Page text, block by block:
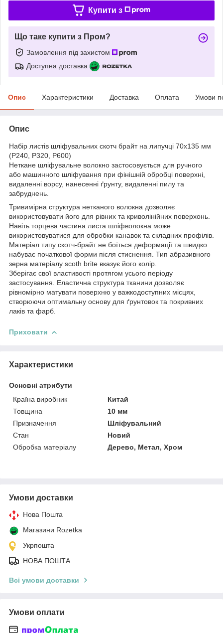
Купити з
Що таке купити з Пром?
Замовлення під захистом
Доступна доставка
Опис Характеристики Доставка Оплата Умови
Опис
Набір листів шліфувальних скотч брайт на липучці 70х135 мм
(P240, P320, P600)
Неткане шліфувальне волокно застосовується для ручного
або машинного шліфування при фінішній обробці поверхні,
видаленні ворсу, нанесенні ґрунту, видаленні пилу та
забруднень.
Тривимірна структура нетканого волокна дозволяє
використовувати його для рівних та криволінійних поверхонь.
Навіть торцева частина листа шліфволокна може
використовуватися для обробки канавок та складних профілів.
Матеріал типу скотч-брайт не боїться деформації та швидко
набуває початкової форми після стиснення. Тип абразивного
зерна матеріалу scoth brite вказує його колір.
Зберігає свої властивості протягом усього періоду
застосування. Еластична структура тканини дозволяє
рівномірно матувати поверхню у важкодоступних місцях,
створюючи оптимальну основу для ґрунтовок та покривних
лаків та фарб.
Приховати
Характеристики
Основні атрибути
Країна виробник
Китай
Товщина
10 мм
Призначення
Шліфувальний
Стан
Новий
Обробка матеріалу
Дерево, Метал, Хром
Умови доставки
Нова Пошта
Магазини Rozetka
Укрпошта
НОВА ПОШТА
Всі умови доставки
Умови оплати